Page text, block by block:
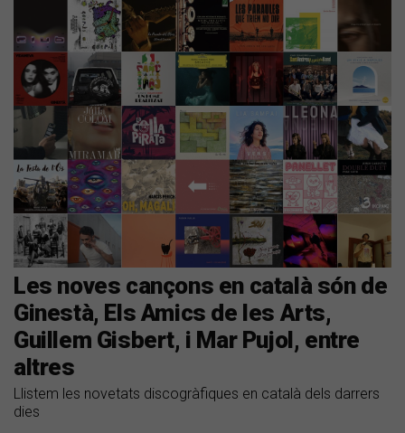
Les noves cançons en català són de
Ginestà, Els Amics de les Arts,
Guillem Gisbert, i Mar Pujol, entre
altres
Llistem les novetats discogràfiques en català dels darrers
dies